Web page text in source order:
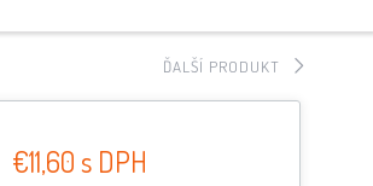
ĎALŠÍ PRODUKT
€11,60 s DPH